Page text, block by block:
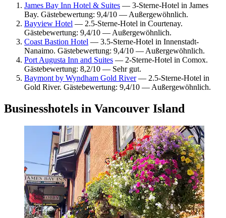
James Bay Inn Hotel & Suites — 3-Sterne-Hotel in James
Bay. Gästebewertung: 9,4/10 — Außergewöhnlich.
Bayview Hotel — 2.5-Sterne-Hotel in Courtenay.
Gästebewertung: 9,4/10 — Außergewöhnlich.
Coast Bastion Hotel — 3.5-Sterne-Hotel in Innenstadt-
Nanaimo. Gästebewertung: 9,4/10 — Außergewöhnlich.
Port Augusta Inn and Suites — 2-Sterne-Hotel in Comox.
Gästebewertung: 8,2/10 — Sehr gut.
Baymont by Wyndham Gold River— 2.5-Sterne-Hotel in
Gold River. Gästebewertung: 9,4/10 — Außergewöhnlich.
Businesshotels in Vancouver Island